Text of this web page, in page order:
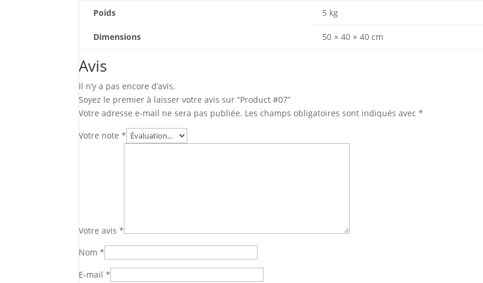
Poids 5 kg
Dimensions 50 × 40 × 40 cm
Avis
Il n’y a pas encore d’avis.
Soyez le premier à laisser votre avis sur “Product #07”
Votre adresse e-mail ne sera pas publiée. Les champs obligatoires sont indiqués avec*
Votre note*
Votre avis*
Nom*
E-mail*